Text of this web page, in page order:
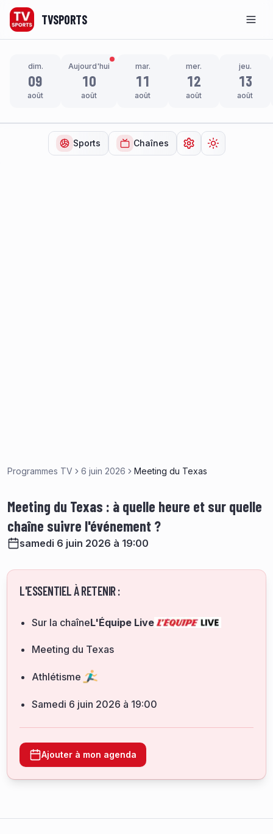
TVSPORTS
dim.
09
août
Aujourd'hui
10
août
mar.
11
août
mer.
12
août
jeu.
13
août
Sports Chaînes Ouvrir lesChanger de
Programmes TV 6 juin 2026 Meeting du Texas
Meeting du Texas : à quelle heure et sur quelle
chaîne suivre l'événement ?
samedi 6 juin 2026 à 19:00
L'ESSENTIEL À RETENIR :
Sur la chaîneL'Équipe Live
Meeting du Texas
Athlétisme
samedi 6 juin 2026 à 19:00
Ajouter à mon agenda